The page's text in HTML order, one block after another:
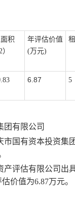
积
）
年评估价值
(万元)
6.87 5
团有限公司
市国有资本投资集
产评估有限公司 出
价值为6.87万元。